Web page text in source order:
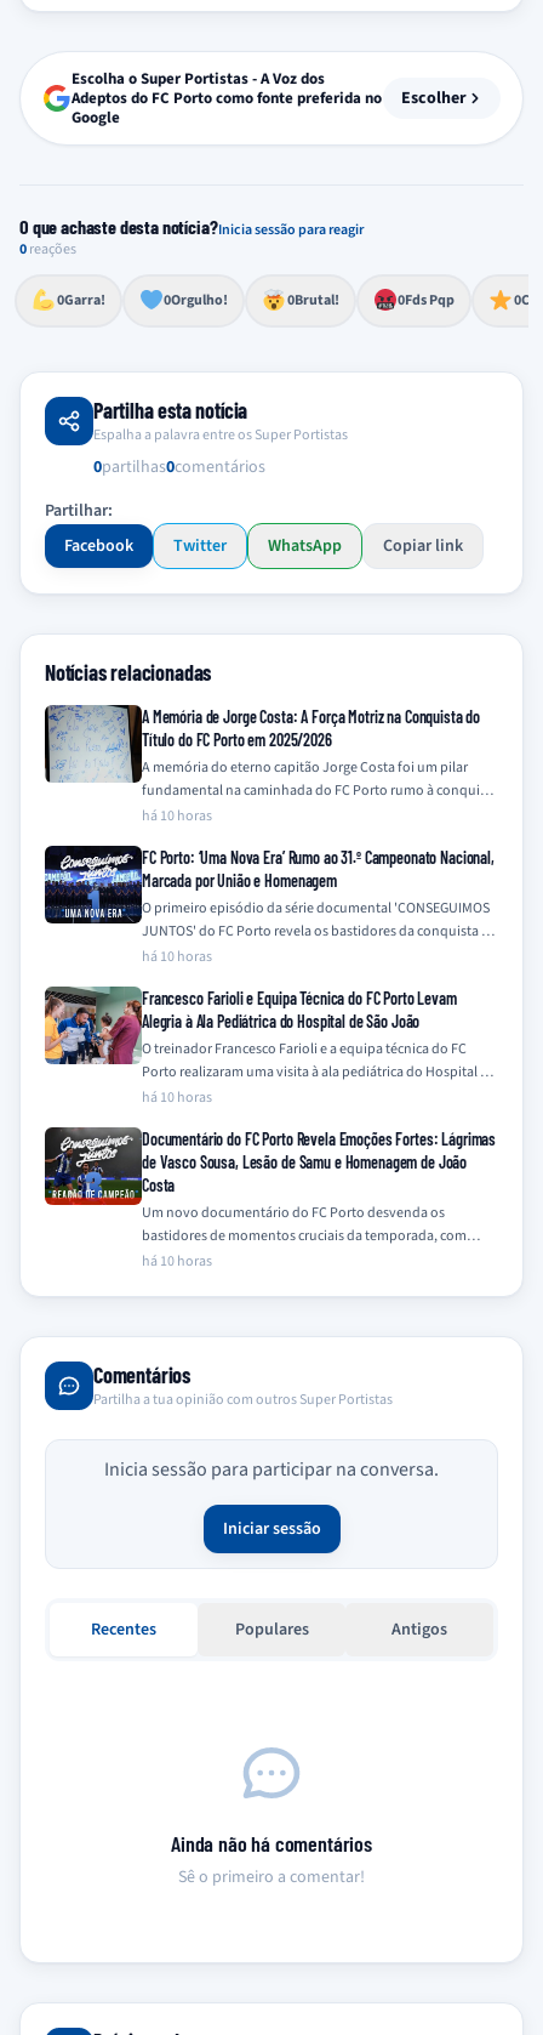
Escolha o Super Portistas - A Voz dos
Adeptos do FC Porto como fonte preferida no
Google
Escolher
O que achaste desta notícia?Inicia sessão para reagir
0reações
0Garra!
Esforço, determinação, aprovação forte
0Orgulho!
Lealdade, amor clubístico, sentimento profundo
0Brutal!
Impressionante, chocante, de grande impacto 0Fds Pqp
Reação de desespero, raiva, frustração ou espanto extremo 0
Excelência, destaque, o melhor
Partilha esta notícia
Espalha a palavra entre os Super Portistas
0partilhas0comentários
Partilhar:
Facebook
Twitter WhatsApp Copiar link
Notícias relacionadas
A Memória de Jorge Costa: A Força Motriz na Conquista do
Título do FC Porto em 2025/2026
A memória do eterno capitão Jorge Costa foi um pilar
fundamental na caminhada do FC Porto rumo à conquista
do título da…
há 10 horas
FC Porto: ‘Uma Nova Era’ Rumo ao 31.º Campeonato Nacional,
Marcada por União e Homenagem
O primeiro episódio da série documental 'CONSEGUIMOS
JUNTOS' do FC Porto revela os bastidores da conquista do
31.º Campeonato Nacional na época…
há 10 horas
Francesco Farioli e Equipa Técnica do FC Porto Levam
Alegria à Ala Pediátrica do Hospital de São João
O treinador Francesco Farioli e a equipa técnica do FC
Porto realizaram uma visita à ala pediátrica do Hospital de
São João,…
há 10 horas
Documentário do FC Porto Revela Emoções Fortes: Lágrimas
de Vasco Sousa, Lesão de Samu e Homenagem de João
Costa
Um novo documentário do FC Porto desvenda os
bastidores de momentos cruciais da temporada, com
destaque para a emotiva recuperação de Vasco…
há 10 horas
Comentários
Partilha a tua opinião com outros Super Portistas
Inicia sessão para participar na conversa.
Iniciar sessão
Recentes Populares Antigos
Ainda não há comentários
Sê o primeiro a comentar!